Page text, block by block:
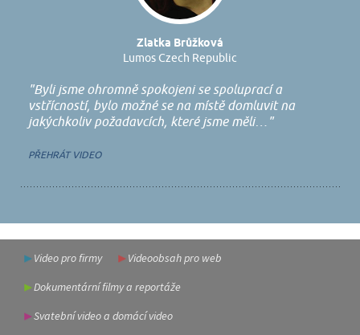
Zlatka Brůžková
Lumos Czech Republic
"Byli jsme ohromně spokojeni se spoluprací a
vstřícností, bylo možné se na místě domluvit na
jakýchkoliv požadavcích, které jsme měli…"
PŘEHRÁT VIDEO
Video pro firmy
Videoobsah pro web
Dokumentární filmy a reportáže
Svatební video a domácí video